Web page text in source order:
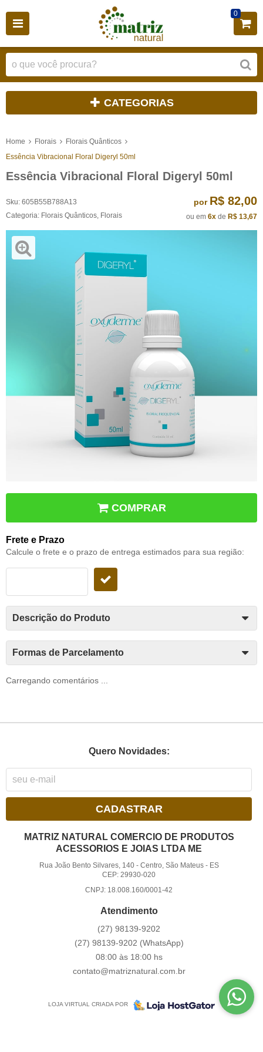
0
CATEGORIAS
Home Florais
Florais Quânticos
Essência Vibracional Floral Digeryl 50ml
Essência Vibracional Floral Digeryl 50ml
Sku: 605B55B788A13
Categoria: Florais Quânticos Florais
por R$ 82,00
ou em 6x de R$ 13,67
COMPRAR
Frete e Prazo
Calcule o frete e o prazo de entrega estimados para sua região:
Descrição do Produto
Formas de Parcelamento
Carregando comentários ...
Quero Novidades:
CADASTRAR
MATRIZ NATURAL COMERCIO DE PRODUTOS
ACESSORIOS E JOIAS LTDA ME
Rua João Bento Silvares, 140- Centro, São Mateus- ES
CEP: 29930-020
CNPJ: 18.008.160/0001-42
Atendimento
(27) 98139-9202
(27) 98139-9202 (WhatsApp)
08:00 às 18:00 hs
contato@matriznatural.com.br
LOJA VIRTUAL CRIADA POR